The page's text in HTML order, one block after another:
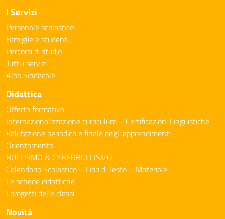
I Servizi
Personale scolastico
Famiglie e studenti
Percorsi di studio
Tutti i servizi
Albo Sindacale
Didattica
Offerta formativa
Internazionalizzazione curriculum – Certificazioni Linguistiche
Valutazione periodica e finale degli apprendimenti
Orientamento
BULLISMO & CYBERBULLISMO
Calendario Scolastico – Libri di Testo – Materiale
Le schede didattiche
I progetti delle classi
Novità